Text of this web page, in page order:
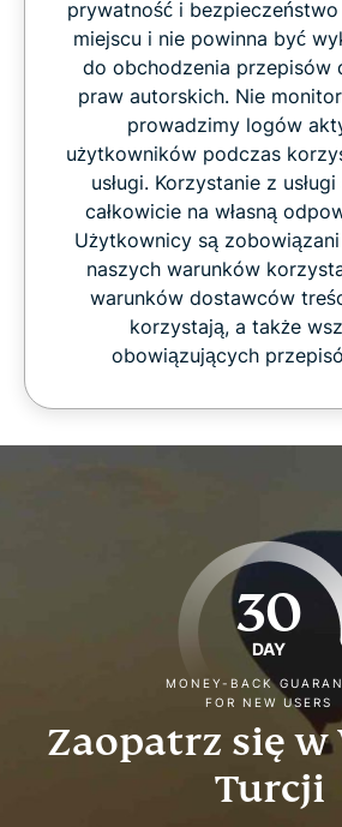
prywatność i
miejscu i nie powinna być
do obchodzenia przepisów
praw autorskich. Nie
prowadzimy logów
użytkowników podczas
usługi. Korzystanie z
całkowicie na własną
Użytkownicy są
naszych warunków
warunków dostawców
korzystają, a także
obowiązujących
30
DAY
MONEY-BACK
FOR NEW USERS
Zaopatrz się w
Turcji